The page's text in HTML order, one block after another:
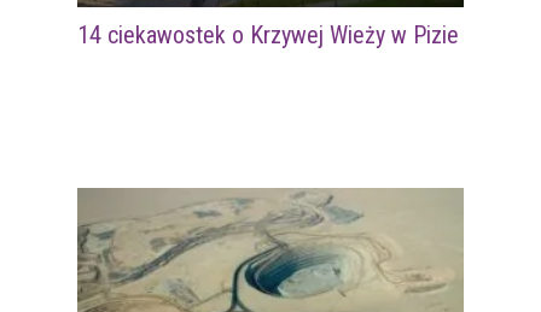
14 ciekawostek o Krzywej Wieży w Pizie